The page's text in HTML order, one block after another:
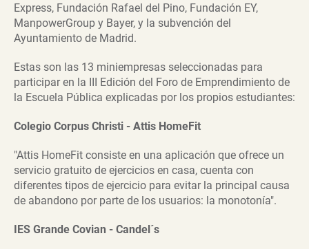
Express, Fundación Rafael del Pino, Fundación EY,
ManpowerGroup y Bayer, y la subvención del
Ayuntamiento de Madrid.
Estas son las 13 miniempresas seleccionadas para
participar en la III Edición del Foro de Emprendimiento de
la Escuela Pública explicadas por los propios estudiantes:
Colegio Corpus Christi - Attis HomeFit
"Attis HomeFit consiste en una aplicación que ofrece un
servicio gratuito de ejercicios en casa, cuenta con
diferentes tipos de ejercicio para evitar la principal causa
de abandono por parte de los usuarios: la monotonía".
IES Grande Covian - Candel´s